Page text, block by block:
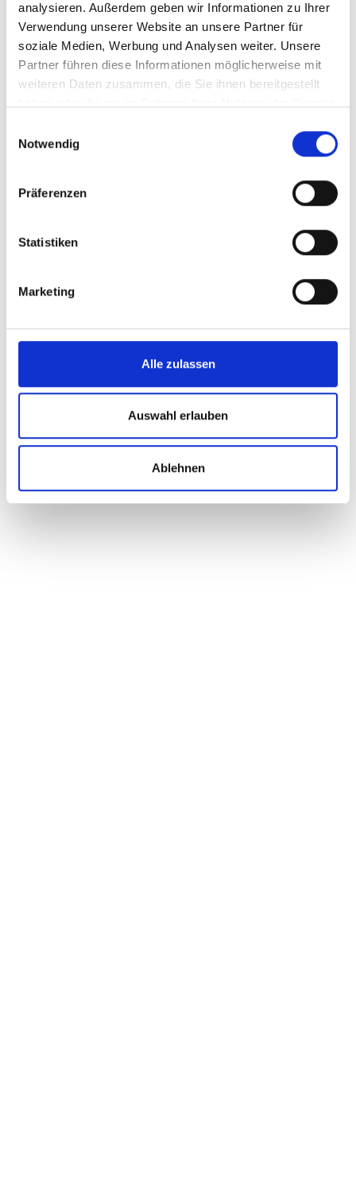
analysieren. Außerdem geben wir Informationen zu Ihrer
Verwendung unserer Website an unsere Partner für
soziale Medien, Werbung und Analysen weiter. Unsere
Partner führen diese Informationen möglicherweise mit
weiteren Daten zusammen, die Sie ihnen bereitgestellt
Notwendig
Präferenzen
Statistiken
Marketing
Alle zulassen
Auswahl erlauben
Ablehnen